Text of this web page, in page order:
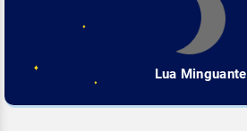
Lua Minguante